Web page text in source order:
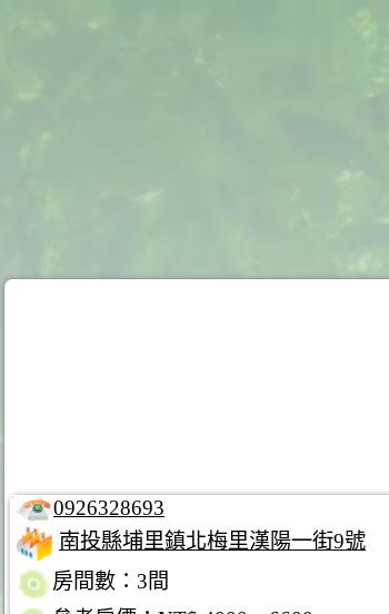
0926328693
南投縣埔里鎮北梅里漢陽一街9號
房間數：3間